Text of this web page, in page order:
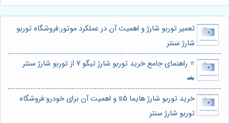
تعمیر توربو شارژ و اهمیت آن در عملکرد موتور:فروشگاه توربو
شارژ سنتر
⭐️ راهنمای جامع خرید توربو شارژ تیگو 7 از توربو شارژ سنتر
🚗
خرید توربو شارژ هایما s5 و اهمیت آن برای خودرو:فروشگاه
توربو شارژ سنتر